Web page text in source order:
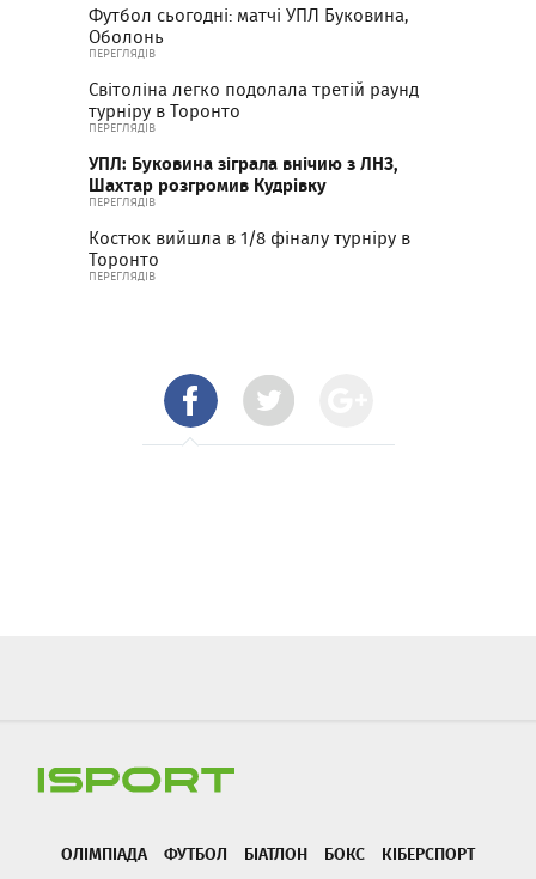
Футбол сьогодні: матчі УПЛ Буковина,
Оболонь
ПЕРЕГЛЯДІВ
Світоліна легко подолала третій раунд
турніру в Торонто
ПЕРЕГЛЯДІВ
УПЛ: Буковина зіграла внічию з ЛНЗ,
Шахтар розгромив Кудрівку
ПЕРЕГЛЯДІВ
Костюк вийшла в 1/8 фіналу турніру в
Торонто
ПЕРЕГЛЯДІВ
ОЛІМПІАДА ФУТБОЛ БІАТЛОН БОКС
КІБЕРСПОРТ